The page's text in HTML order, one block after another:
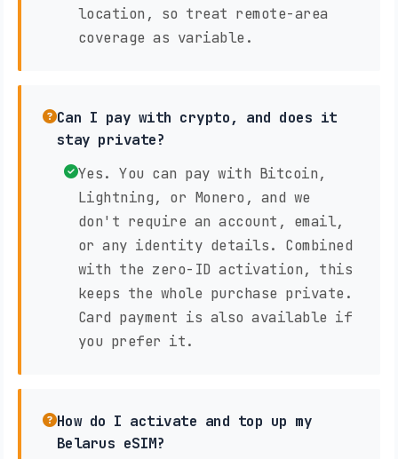
location, so treat remote-area
coverage as variable.
Can I pay with crypto, and does it
stay private?
Yes. You can pay with Bitcoin,
Lightning, or Monero, and we
don't require an account, email,
or any identity details. Combined
with the zero-ID activation, this
keeps the whole purchase private.
Card payment is also available if
you prefer it.
How do I activate and top up my
Belarus eSIM?